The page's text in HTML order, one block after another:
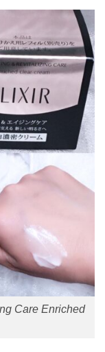
Care Enriched